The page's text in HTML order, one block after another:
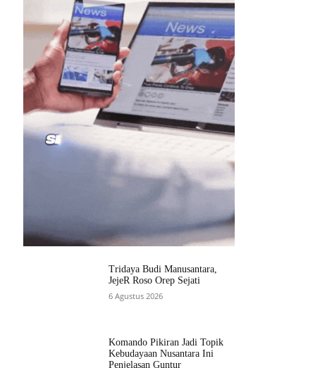
Tridaya Budi Manusantara,
JejeR Roso Orep Sejati
6 Agustus 2026
Komando Pikiran Jadi Topik
Kebudayaan Nusantara Ini
Penjelasan Guntur